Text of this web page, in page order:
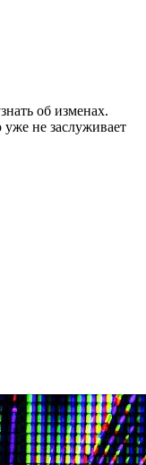
об изменах.
не заслуживает